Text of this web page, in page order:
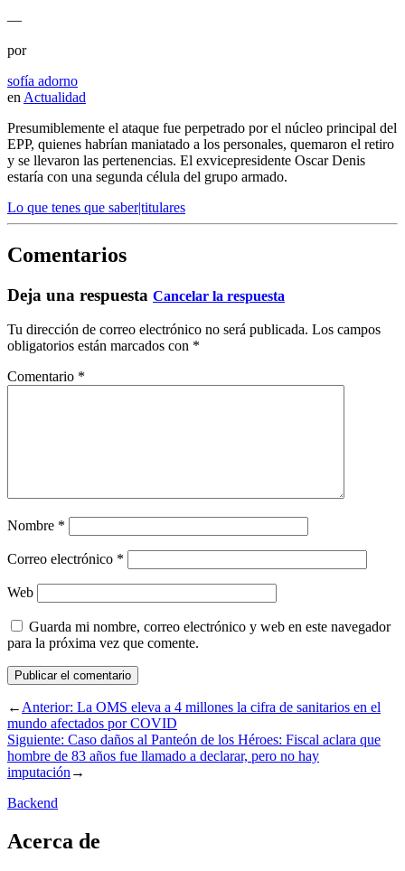
—
por
sofía adorno
en Actualidad
Presumiblemente el ataque fue perpetrado por el núcleo principal del
EPP, quienes habrían maniatado a los personales, quemaron el retiro
y se llevaron las pertenencias. El exvicepresidente Oscar Denis
estaría con una segunda célula del grupo armado.
Lo que tenes que saber|titulares
Comentarios
Deja una respuesta Cancelar la respuesta
Tu dirección de correo electrónico no será publicada. Los campos
obligatorios están marcados con *
Comentario *
Nombre *
Correo electrónico *
Web
Guarda mi nombre, correo electrónico y web en este navegador
para la próxima vez que comente.
←Anterior: La OMS eleva a 4 millones la cifra de sanitarios en el
mundo afectados por COVID
Siguiente: Caso daños al Panteón de los Héroes: Fiscal aclara que
hombre de 83 años fue llamado a declarar, pero no hay
imputación→
Backend
Acerca de